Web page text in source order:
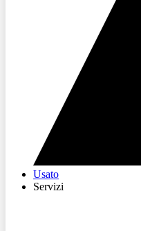
Usato
Servizi